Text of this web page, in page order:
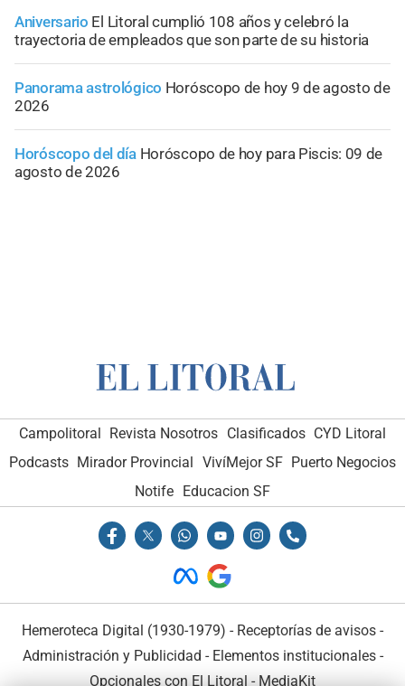
Aniversario El Litoral cumplió 108 años y celebró la
trayectoria de empleados que son parte de su historia
Panorama astrológico Horóscopo de hoy 9 de agosto de
2026
Horóscopo del día Horóscopo de hoy para Piscis: 09 de
agosto de 2026
Campolitoral Revista Nosotros Clasificados CYD Litoral
Podcasts Mirador Provincial VivíMejor SF Puerto Negocios
Notife
Educacion SF
Hemeroteca Digital (1930-1979) - Receptorías de avisos -
Administración y Publicidad - Elementos institucionales-
Opcionales con El Litoral - MediaKit